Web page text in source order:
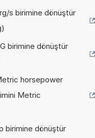
s birimine dönüştür
birimine dönüştür
horsepower
Metric
birimine dönüştür